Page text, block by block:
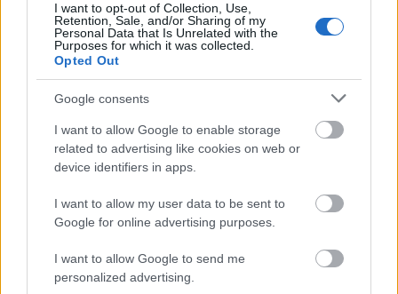
I want to opt-out of Collection, Use,
Retention, Sale, and/or Sharing of my
Personal Data that Is Unrelated with the
Purposes for which it was collected.
Opted Out
Google consents
I want to allow Google to enable storage
related to advertising like cookies on web or
device identifiers in apps.
I want to allow my user data to be sent to
Google for online advertising purposes.
I want to allow Google to send me
personalized advertising.
Javában zajlik az idén öt éves fennállását ünneplő
még a vége: több mint negyven koncert várja ...